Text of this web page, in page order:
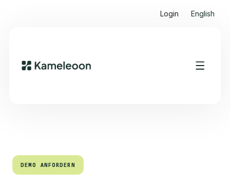
Login English
Quick Links
DEMO ANFORDERN
DEMO ANFORDERN